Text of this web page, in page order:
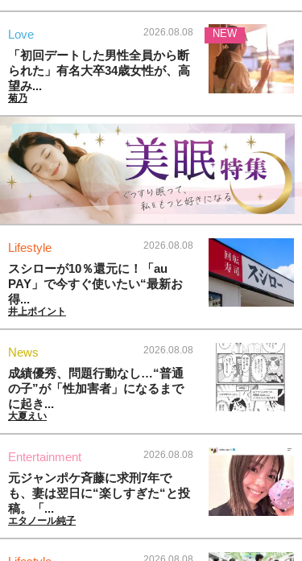
Love 2026.08.08
「初回デートした男性全員から断
られた」有名大卒34歳女性が、高
望み...
菊乃
NEW
Lifestyle 2026.08.08
スシローが10％還元に！「au
PAY」で今すぐ使いたい“最新お
得...
井上ポイント
News 2026.08.08
成績優秀、問題行動なし…“普通
の子”が「性加害者」になるまで
に起き...
大夏えい
Entertainment 2026.08.08
元ジャンポケ斉藤に求刑7年で
も、妻は翌日に“楽しすぎた“と投
稿。「...
エタノール純子